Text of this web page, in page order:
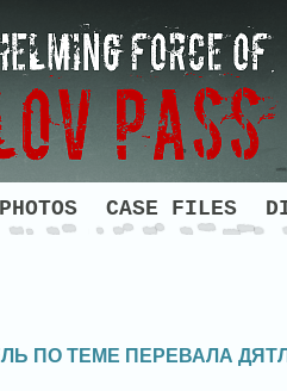
PHOTOS CASE FILES
ПО ТЕМЕ ПЕРЕВАЛА